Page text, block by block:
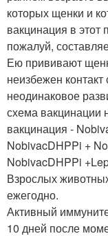
которых щенки и
вакцинация в
пожалуй,
Ею прививают
неизбежен
неодинаковое
схема вакцинации
вакцинация -
NobivacDHPPi +
NobivacDHPPi
Взрослых
ежегодно.
Активный
10 дней после